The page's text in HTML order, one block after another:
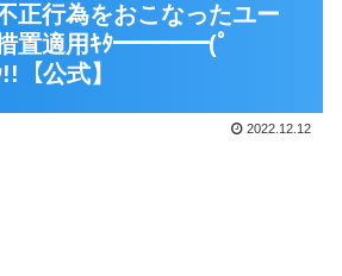
正行為をおこなったユー
措置適用ｷﾀ━━━━(ﾟ
公式】
2022.12.12